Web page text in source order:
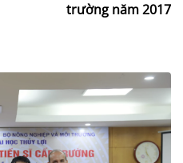
trường năm 2017